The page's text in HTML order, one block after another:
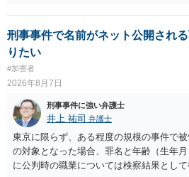
が成立することが前提ですので，不起訴
いています。不起訴にするにしても，不
あえて不起訴の理由を挙げるなら，「嫌
す。
刑事事件で名前がネット公開され
りたい
#加害者
2026年8月7日
刑事事件に強い弁護士
井上 祐司 弁護士
東京に限らず、ある程度の規模の事件で
の対象となった場合、罪名と年齢（生年
に公判時の職業については検察結果とし